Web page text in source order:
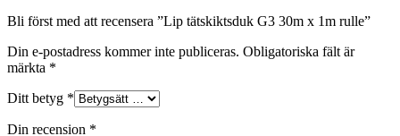
Bli först med att recensera ”Lip tätskiktsduk G3 30m x 1m rulle”
Din e-postadress kommer inte publiceras. Obligatoriska fält är
märkta *
Ditt betyg *
Din recension *